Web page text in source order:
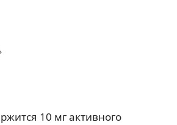
10 мг активного